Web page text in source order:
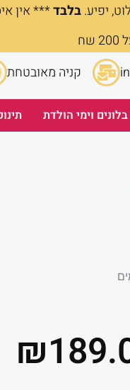
יפיע.בלבד*** אין
קניה מאובטחת
בלונים וימי הולדת
₪